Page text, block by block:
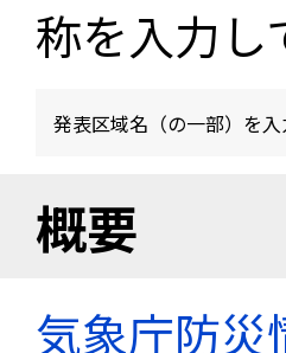
称を入力し
発表区域名（の一部）を入
概要
気象庁防災